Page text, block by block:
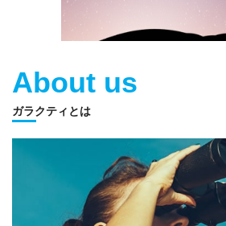
About us
ガラクティとは